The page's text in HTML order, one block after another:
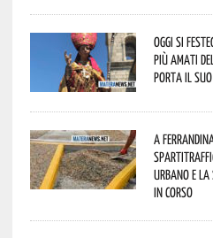
Oggi si
più amati
porta il suo
A
urbano e la
in corso